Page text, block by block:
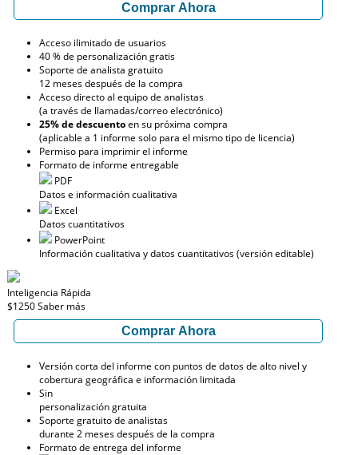
Comprar Ahora
Acceso ilimitado de usuarios
40 % de personalización gratis
Soporte de analista gratuito
12 meses después de la compra
Acceso directo al equipo de analistas
(a través de llamadas/correo electrónico)
25% de descuentoen su próxima compra
(aplicable a 1 informe solo para el mismo tipo de licencia)
Permiso para imprimir el informe
Formato de informe entregable
PDF
Datos e información cualitativa
Excel
Datos cuantitativos
PowerPoint
Información cualitativa y datos cuantitativos (versión editable)
Inteligencia Rápida
$1250Saber más
Comprar Ahora
Versión corta del informe con puntos de datos de alto nivel y
cobertura geográfica e información limitada
Sin
personalización gratuita
Soporte gratuito de analistas
durante 2 meses después de la compra
Formato de entrega del informe